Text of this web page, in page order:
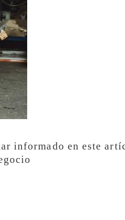
informado en este